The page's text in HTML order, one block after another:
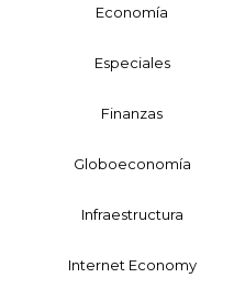
Economía
Especiales
Finanzas
Globoeconomía
Infraestructura
Internet Economy